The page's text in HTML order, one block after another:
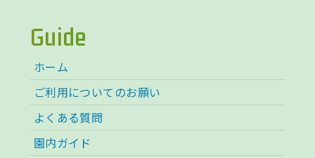
Guide
ホーム
ご利用についてのお願い
よくある質問
園内ガイド